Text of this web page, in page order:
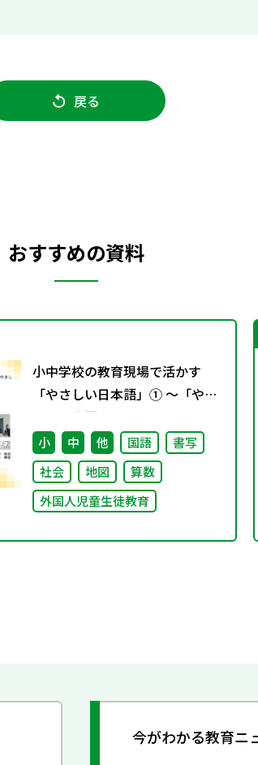
戻る
おすすめの資料
小中学校の教育現場で活かす
「やさしい日本語」① ～「やさ
しい日本語」とは～
小 中 他 国語
書写
社会
地図
算数
外国人児童生徒教育
今がわかる教育ニ